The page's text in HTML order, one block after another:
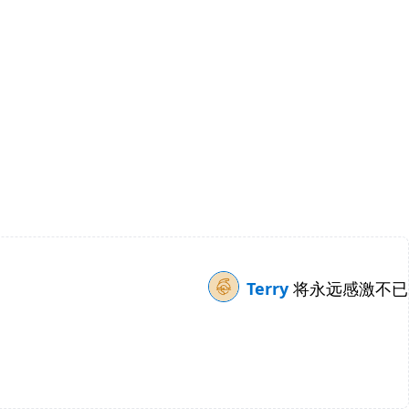
Terry 将永远感激不已